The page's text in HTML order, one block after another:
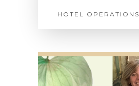
HOTEL OPERATIONS